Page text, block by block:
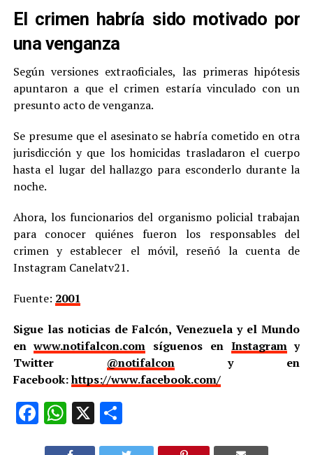
El crimen habría sido motivado por
una venganza
Según versiones extraoficiales, las primeras hipótesis
apuntaron a que el crimen estaría vinculado con un
presunto acto de venganza.
Se presume que el asesinato se habría cometido en otra
jurisdicción y que los homicidas trasladaron el cuerpo
hasta el lugar del hallazgo para esconderlo durante la
noche.
Ahora, los funcionarios del organismo policial trabajan
para conocer quiénes fueron los responsables del
crimen y establecer el móvil, reseñó la cuenta de
Instagram Canelatv21.
Fuente: 2001
Sigue las noticias de Falcón, Venezuela y el Mundo
enwww.notifalcon.com síguenos en Instagramy
Twitter @notifalcony en
Facebook:https://www.facebook.com/
Facebook
WhatsApp
X Compartir